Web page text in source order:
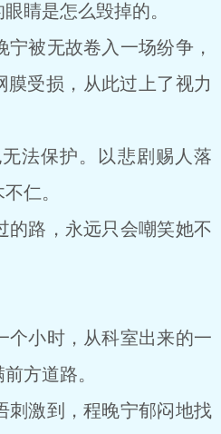
睛是怎么毁掉的。
被无故卷入一场纷争，
受损，从此过上了视力
保护。以悲剧赐人落
仁。
路，永远只会嘲笑她不
小时，从科室出来的一
方道路。
激到，程晚宁郁闷地找